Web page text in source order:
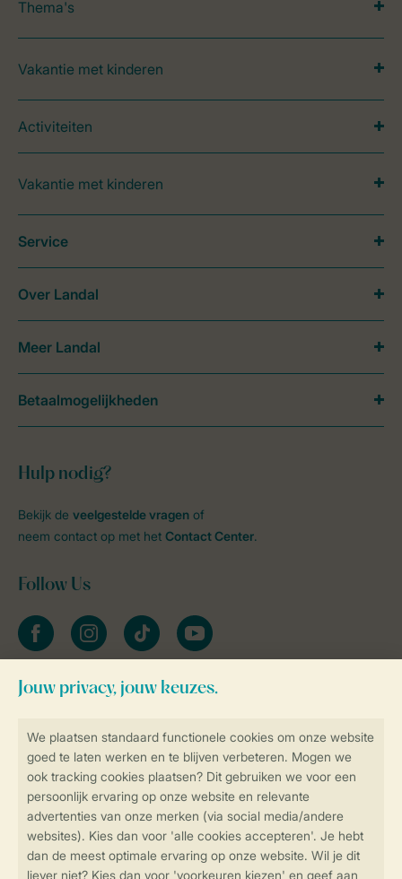
Veilig en snel online boeken
Veilige gegevensoverdracht
Veilige betaling
Thema's
Vakantie met kinderen
Activiteiten
Vakantie met kinderen
Hulp nodig?
Bekijk de veelgestelde vragen of
neem contact op met het Contact Center.
Follow Us
facebookinstagramtiktok youtube
Blijf op de hoogte
Service
Over Landal
Meer Landal
Betaalmogelijkheden